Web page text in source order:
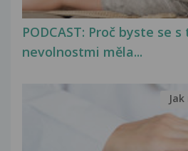
PODCAST: Proč byste se
nevolnostmi měla...